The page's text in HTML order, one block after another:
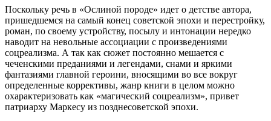
Поскольку речь в «Ослиной породе» идет о детстве автора,
пришедшемся на самый конец советской эпохи и перестройку,
роман, по своему устройству, посылу и интонации нередко
наводит на невольные ассоциации с произведениями
соцреализма. А так как сюжет постоянно мешается с
чеченскими преданиями и легендами, снами и яркими
фантазиями главной героини, вносящими во все вокруг
определенные коррективы, жанр книги в целом можно
охарактеризовать как «магический соцреализм», привет
патриарху Маркесу из позднесоветской эпохи.